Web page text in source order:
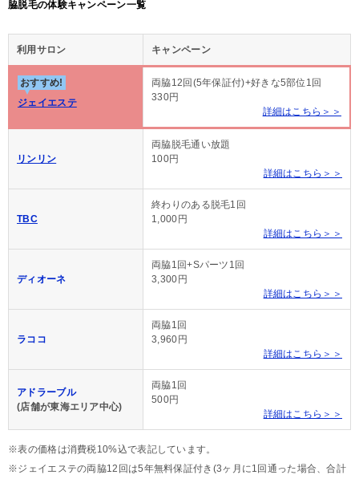
脇脱毛の体験キャンペーン一覧
利用サロン キャンペーン
おすすめ!
ジェイエステ
両脇12回(5年保証付)+好きな5部位1回
330円
詳細はこちら＞＞
リンリン
両脇脱毛通い放題
100円
詳細はこちら＞＞
TBC
終わりのある脱毛1回
1,000円
詳細はこちら＞＞
ディオーネ
両脇1回+Sパーツ1回
3,300円
詳細はこちら＞＞
ラココ
両脇1回
3,960円
詳細はこちら＞＞
アドラーブル
(店舗が東海エリア中心)
両脇1回
500円
詳細はこちら＞＞
※表の価格は消費税10%込で表記しています。
※ジェイエステの両脇12回は5年無料保証付き(3ヶ月に1回通った場合、合計